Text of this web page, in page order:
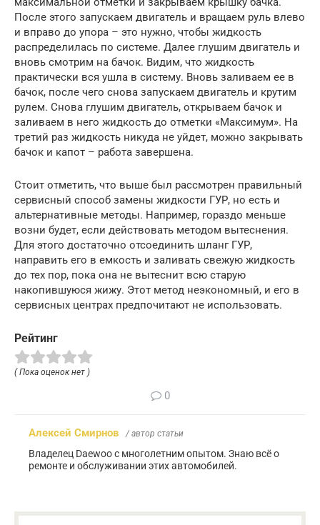
После этого запускаем двигатель и вращаем руль влево
и вправо до упора – это нужно, чтобы жидкость
распределилась по системе. Далее глушим двигатель и
вновь смотрим на бачок. Видим, что жидкость
практически вся ушла в систему. Вновь заливаем ее в
бачок, после чего снова запускаем двигатель и крутим
рулем. Снова глушим двигатель, открываем бачок и
заливаем в него жидкость до отметки «Максимум». На
третий раз жидкость никуда не уйдет, можно закрывать
бачок и капот – работа завершена.
Стоит отметить, что выше был рассмотрен правильный
сервисный способ замены жидкости ГУР, но есть и
альтернативные методы. Например, гораздо меньше
возни будет, если действовать методом вытеснения.
Для этого достаточно отсоединить шланг ГУР,
направить его в емкость и заливать свежую жидкость
до тех пор, пока она не вытеснит всю старую
накопившуюся жижу. Этот метод неэкономный, и его в
сервисных центрах предпочитают не использовать.
Рейтинг
( Пока оценок нет )
0
Алексей Смирнов / автор статьи
Владелец Daewoo с многолетним опытом. Знаю всё о
ремонте и обслуживании этих автомобилей.